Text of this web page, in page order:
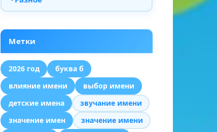
Метки
2026 год
буква б
влияние имени
выбор имени
детские имена
звучание имени
значение имен
значение имени